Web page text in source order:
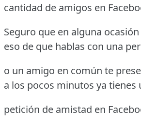
cantidad de amigos en
Seguro que en alguna
eso de que hablas con una
o un amigo en común te
a los pocos minutos ya tienes
petición de amistad en